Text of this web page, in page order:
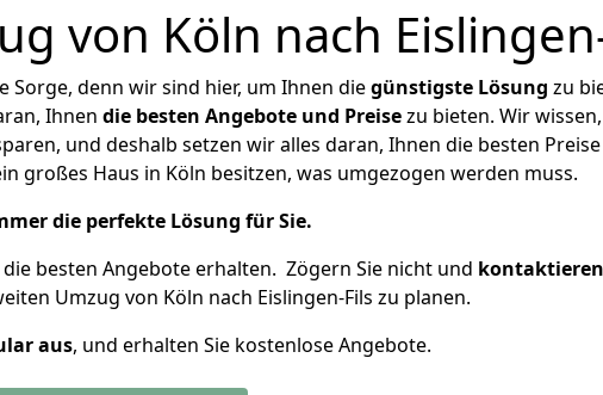
von Köln nach
denn wir sind hier, um Ihnen diegünstigste Lösung zu
Ihnen die besten Angebote und Preisezu bieten. Wir
und deshalb setzen wir alles daran, Ihnen die besten
großes Haus in Köln besitzen, was umgezogen werden muss.
die perfekte Lösung für Sie.
besten Angebote erhalten. Zögern Sie nicht und
Umzug von Köln nach Eislingen-Fils zu planen.
aus, und erhalten Sie kostenlose Angebote.